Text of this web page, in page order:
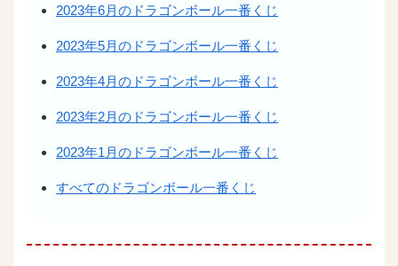
2023年6月のドラゴンボール一番くじ
2023年5月のドラゴンボール一番くじ
2023年4月のドラゴンボール一番くじ
2023年2月のドラゴンボール一番くじ
2023年1月のドラゴンボール一番くじ
すべてのドラゴンボール一番くじ